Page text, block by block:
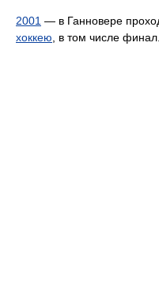
2001 — в Ганновере
хоккею , в том числе финал.